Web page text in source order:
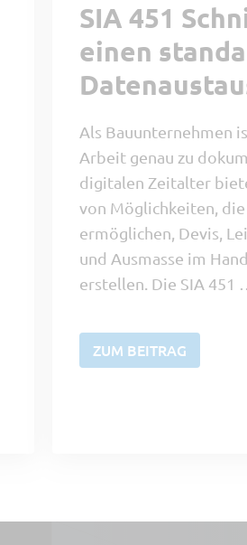
SIA 451
einen
Als Bauunternehmen
Arbeit genau zu
digitalen Zeitalter
von Möglichkeiten, die
ermöglichen, Devis,
und Ausmasse im
erstellen. Die SIA 451 …
ZUM BEITRAG